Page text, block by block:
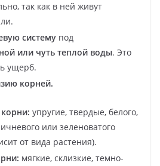
так как в ней живут
систему под
или чуть теплой воды. Это
ущерб.
корней.
упругие, твердые, белого,
или зеленоватого
от вида растения).
мягкие, склизкие, темно-